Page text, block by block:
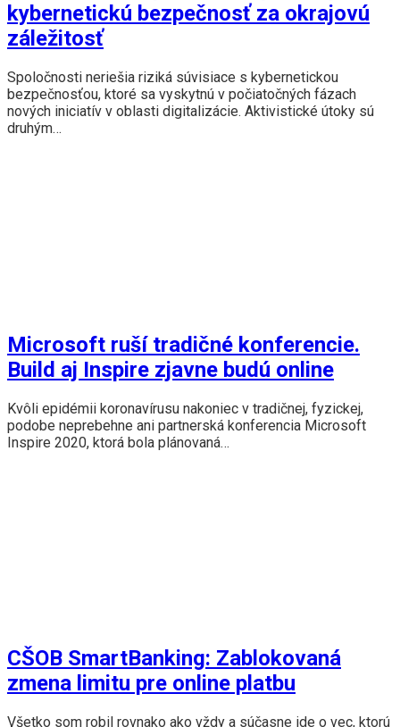
kybernetickú bezpečnosť za okrajovú
záležitosť
Spoločnosti neriešia riziká súvisiace s kybernetickou
bezpečnosťou, ktoré sa vyskytnú v počiatočných fázach
nových iniciatív v oblasti digitalizácie. Aktivistické útoky sú
druhým…
Microsoft ruší tradičné konferencie.
Build aj Inspire zjavne budú online
Kvôli epidémii koronavírusu nakoniec v tradičnej, fyzickej,
podobe neprebehne ani partnerská konferencia Microsoft
Inspire 2020, ktorá bola plánovaná…
CŠOB SmartBanking: Zablokovaná
zmena limitu pre online platbu
Všetko som robil rovnako ako vždy a súčasne ide o vec, ktorú